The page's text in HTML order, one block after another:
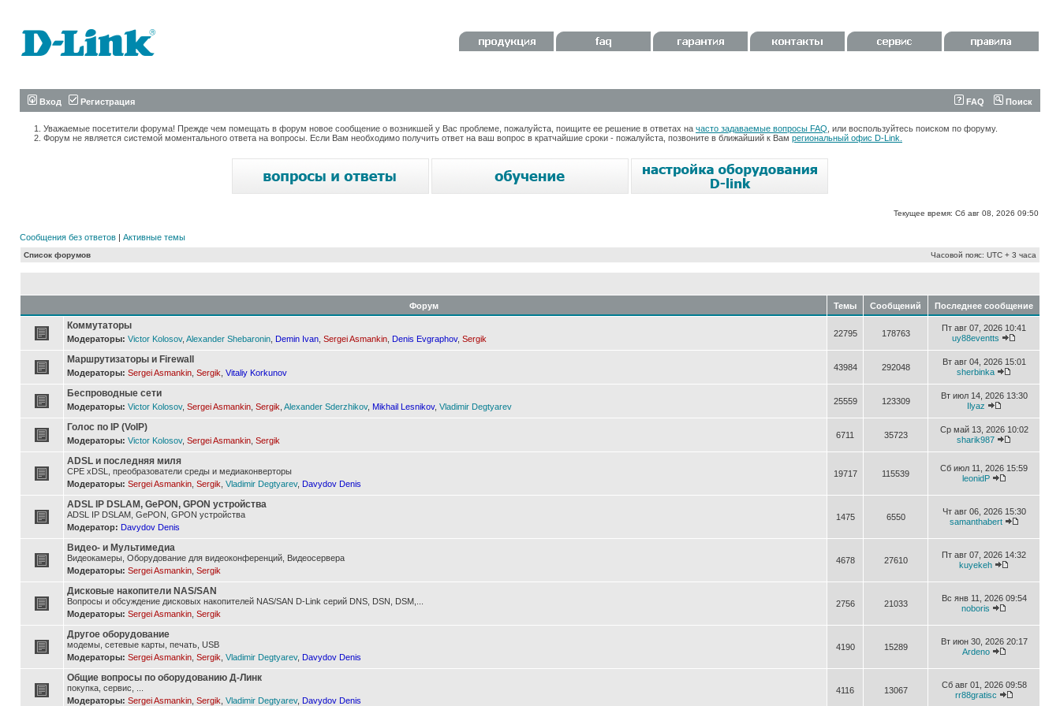
Вход Регистрация FAQ Поиск
Уважаемые посетители форума! Прежде чем помещать в форум новое сообщение о возникшей у Вас проблеме, пожалуйста, поищите ее решение в ответах на часто задаваемые вопросы FAQ , или воспользуйтесь поиском по форуму.
Форум не является системой моментального ответа на вопросы. Если Вам необходимо получить ответ на ваш вопрос в кратчайшие сроки - пожалуйста, позвоните в ближайший к Вам региональный офис D-Link.
Текущее время: Сб авг 08, 2026 09:50
Сообщения без ответов | Активные темы
Список форумов Часовой пояс: UTC + 3 часа
Форум Темы Сообщений Последнее сообщение
Коммутаторы
Модераторы: Victor Kolosov, Alexander Shebaronin Demin Ivan Sergei Asmankin Denis Evgraphov, Sergik
22795 178763
Пт авг 07, 2026 10:41
uy88eventts
Маршрутизаторы и Firewall
Модераторы: Sergei Asmankin Sergik Vitaliy Korkunov
43984 292048
Вт авг 04, 2026 15:01
sherbinka
Беспроводные сети
Модераторы: Victor Kolosov, Sergei Asmankin Sergik Alexander Sderzhikov, Mikhail Lesnikov, Vladimir Degtyarev
25559 123309
Вт июл 14, 2026 13:30
Ilyaz
Голос по IP (VoIP)
Модераторы: Victor Kolosov, Sergei Asmankin Sergik
6711 35723
Ср май 13, 2026 10:02
sharik987
ADSL и последняя миля
CPE xDSL, преобразователи среды и медиаконверторы
Модераторы: Sergei Asmankin Sergik Vladimir Degtyarev, Davydov Denis
19717 115539
Сб июл 11, 2026 15:59
leonidP
ADSL IP DSLAM, GePON, GPON устройства
ADSL IP DSLAM, GePON, GPON устройства
Модератор: Davydov Denis
1475 6550
Чт авг 06, 2026 15:30
samanthabert
Видео- и Мультимедиа
Видеокамеры, Оборудование для видеоконференций, Видеосервера
Модераторы: Sergei Asmankin Sergik
4678 27610
Пт авг 07, 2026 14:32
kuyekeh
Дисковые накопители NAS/SAN
Вопросы и обсуждение дисковых накопителей NAS/SAN D-Link серий DNS, DSN, DSM,...
Модераторы: Sergei Asmankin Sergik
2756 21033
Вс янв 11, 2026 09:54
noboris
Другое оборудование
модемы, сетевые карты, печать, USB
Модераторы: Sergei Asmankin Sergik Vladimir Degtyarev, Davydov Denis
4190 15289
Вт июн 30, 2026 20:17
Ardeno
Общие вопросы по оборудованию Д-Линк
покупка, сервис, ...
Модераторы: Sergei Asmankin Sergik Vladimir Degtyarev, Davydov Denis
4116 13067
Сб авг 01, 2026 09:58
rr88gratisc